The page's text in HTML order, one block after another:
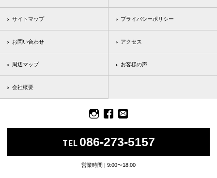
サイトマップ プライバシーポリシー
お問い合わせ アクセス
周辺マップ お客様の声
会社概要
TEL086-273-5157
営業時間 | 9:00〜18:00